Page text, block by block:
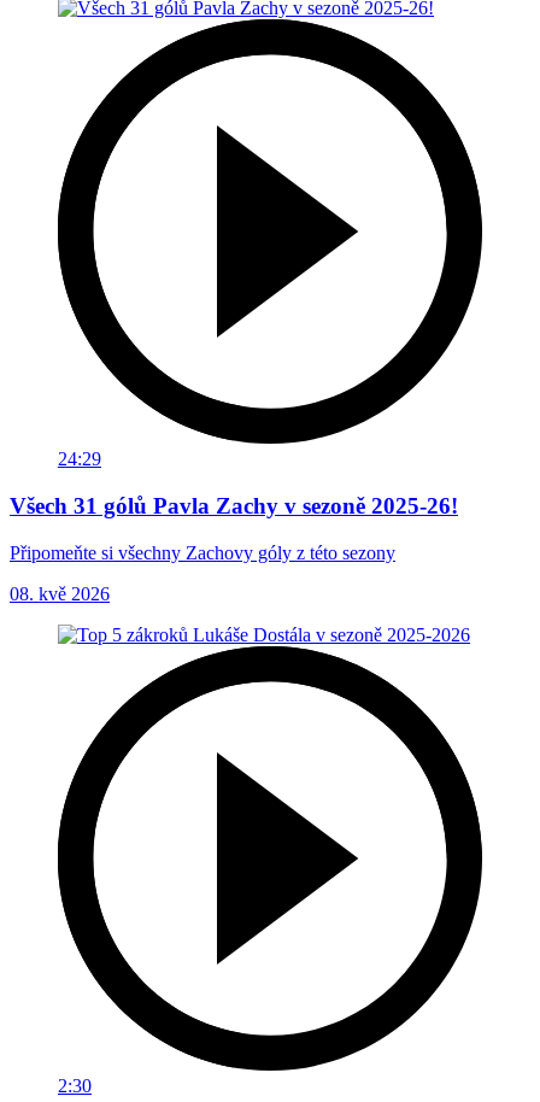
24:29
Všech 31 gólů Pavla Zachy v sezoně 2025-26!
Připomeňte si všechny Zachovy góly z této sezony
08. kvě 2026
2:30